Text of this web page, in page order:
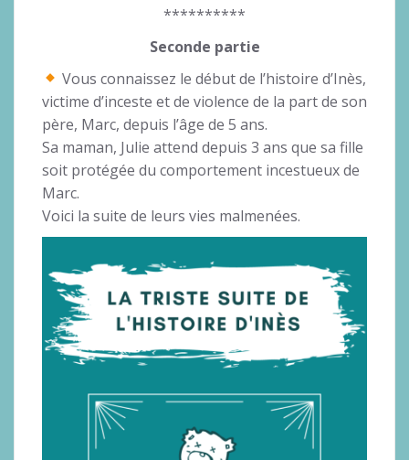
**********
Seconde partie
Vous connaissez le début de l’histoire d’Inès,
victime d’inceste et de violence de la part de son
père, Marc, depuis l’âge de 5 ans.
Sa maman, Julie attend depuis 3 ans que sa fille
soit protégée du comportement incestueux de
Marc.
Voici la suite de leurs vies malmenées.